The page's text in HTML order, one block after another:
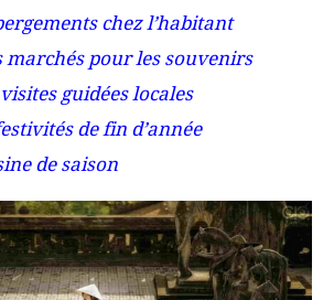
chez l’habitant
marchés pour les souvenirs
guidées locales
de fin d’année
de saison